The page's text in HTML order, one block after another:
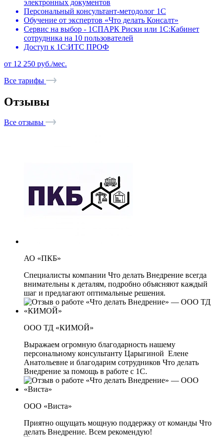
электронных документов
Персональный консультант-методолог 1С
Обучение от экспертов «Что делать Консалт»
Сервис на выбор - 1СПАРК Риски или 1С:Кабинет
сотрудника на 10 пользователей
Доступ к 1С:ИТС ПРОФ
от 12 250 руб./мес.
Все тарифы
Отзывы
Все отзывы
АО «ПКБ»
Специалисты компании Что делать Внедрение всегда
внимательны к деталям, подробно объясняют каждый
шаг и предлагают оптимальные решения.
ООО ТД «КИМОЙ»
Выражаем огромную благодарность нашему
персональному консультанту Царыгиной Елене
Анатольевне и благодарим сотрудников Что делать
Внедрение за помощь в работе с 1С.
ООО «Виста»
Приятно ощущать мощную поддержку от команды Что
делать Внедрение. Всем рекомендую!